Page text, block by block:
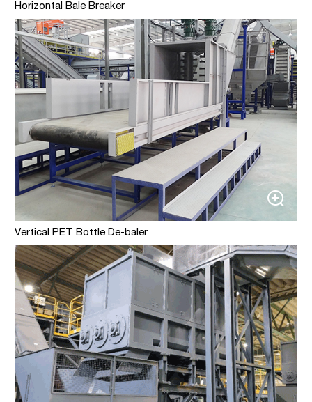
Horizontal Bale Breaker
Vertical PET Bottle De-baler